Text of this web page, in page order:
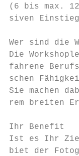
(6 bis max.
siven
Wer sind die
Die
fahrene
schen
Sie machen
rem breiten
Ihr Benefit
Ist es Ihr
biet der